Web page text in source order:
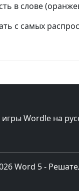
в слове
с самых
Wordle на
Word 5 -